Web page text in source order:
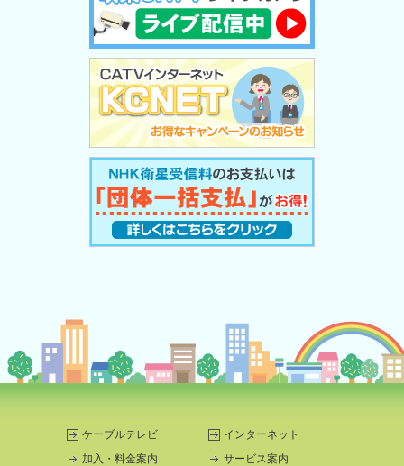
ケーブルテレビ
加入・料金案内
インターネット
サービス案内